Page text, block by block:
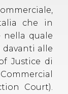
che in
nella quale
alle
Justice di
Court).